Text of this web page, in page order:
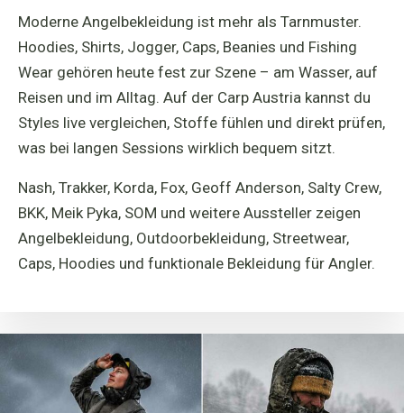
Moderne Angelbekleidung ist mehr als Tarnmuster.
Hoodies, Shirts, Jogger, Caps, Beanies und Fishing
Wear gehören heute fest zur Szene – am Wasser, auf
Reisen und im Alltag. Auf der Carp Austria kannst du
Styles live vergleichen, Stoffe fühlen und direkt prüfen,
was bei langen Sessions wirklich bequem sitzt.
Nash, Trakker, Korda, Fox, Geoff Anderson, Salty Crew,
BKK, Meik Pyka, SOM und weitere Aussteller zeigen
Angelbekleidung, Outdoorbekleidung, Streetwear,
Caps, Hoodies und funktionale Bekleidung für Angler.